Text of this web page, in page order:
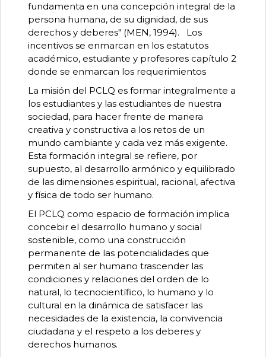
fundamenta en una concepción integral de la
persona humana, de su dignidad, de sus
derechos y deberes" (MEN, 1994). Los
incentivos se enmarcan en los estatutos
académico, estudiante y profesores capítulo 2
donde se enmarcan los requerimientos
La misión del PCLQ es formar integralmente a
los estudiantes y las estudiantes de nuestra
sociedad, para hacer frente de manera
creativa y constructiva a los retos de un
mundo cambiante y cada vez más exigente.
Esta formación integral se refiere, por
supuesto, al desarrollo armónico y equilibrado
de las dimensiones espiritual, racional, afectiva
y física de todo ser humano.
El PCLQ como espacio de formación implica
concebir el desarrollo humano y social
sostenible, como una construcción
permanente de las potencialidades que
permiten al ser humano trascender las
condiciones y relaciones del orden de lo
natural, lo tecnocientífico, lo humano y lo
cultural en la dinámica de satisfacer las
necesidades de la existencia, la convivencia
ciudadana y el respeto a los deberes y
derechos humanos.